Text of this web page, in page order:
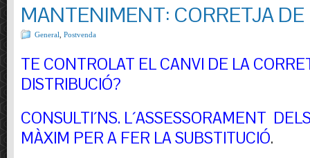
MANTENIMENT: CORRETJA
General Postvenda
TE CONTROLAT EL CANVI DE LA
DISTRIBUCIÓ?
CONSULTI´NS. L´ASSESSORAMENT
MÀXIM PER A FER LA SUBSTITUCIÓ.